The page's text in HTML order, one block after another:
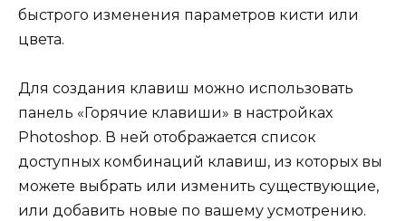
быстрого изменения параметров кисти или
цвета.
Для создания клавиш можно использовать
панель «Горячие клавиши» в настройках
Photoshop. В ней отображается список
доступных комбинаций клавиш, из которых вы
можете выбрать или изменить существующие,
или добавить новые по вашему усмотрению.